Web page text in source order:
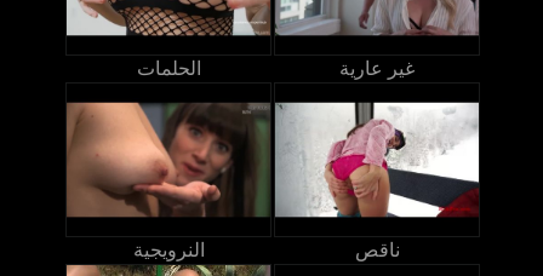
الحلمات غير عارية
النرويجية ناقص